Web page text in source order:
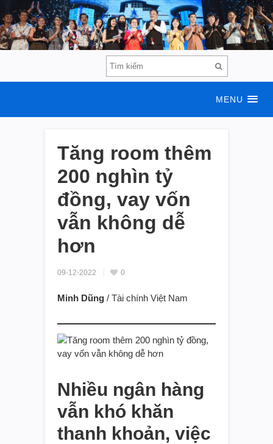
MENU
Tăng room thêm
200 nghìn tỷ
đồng, vay vốn
vẫn không dễ
hơn
09-12-2022 0
Minh Dũng / Tài chính Việt Nam
Nhiều ngân hàng
vẫn khó khăn
thanh khoản, việc